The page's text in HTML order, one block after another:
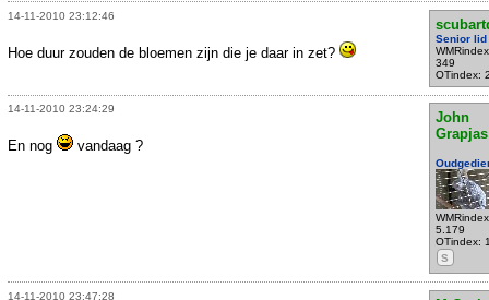
14-11-2010 23:12:46
Senior lid
349
OTindex:
Hoe duur zouden de bloemen zijn die je daar in zet?
14-11-2010 23:24:29
John
Grapjas
5.179
OTindex:
S
En nog vandaag ?
14-11-2010 23:47:28